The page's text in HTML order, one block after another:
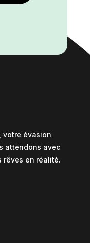
votre évasion
attendons avec
rêves en réalité.